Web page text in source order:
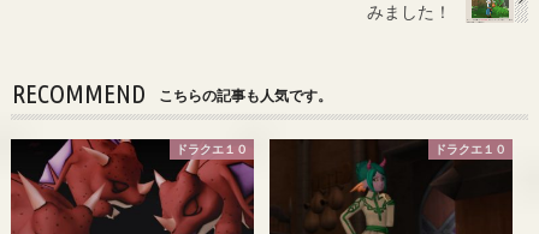
みました！
RECOMMEND こちらの記事も人気です。
ドラクエ１０ ドラクエ１０